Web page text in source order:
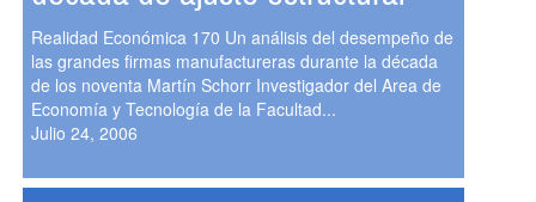
Realidad Económica 170 Un análisis del desempeño de
las grandes firmas manufactureras durante la década
de los noventa Martín Schorr Investigador del Area de
Economía y Tecnología de la Facultad...
Julio 24, 2006